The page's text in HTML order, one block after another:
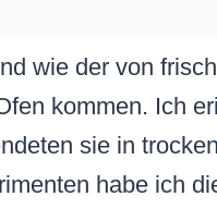
wie der von
kommen. Ich
sie in
habe ich